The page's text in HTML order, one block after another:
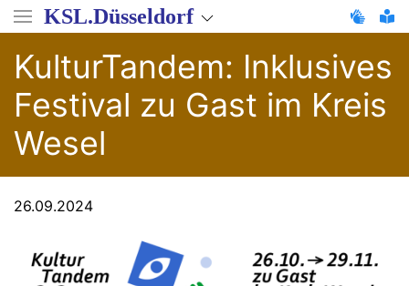
Direkt
zum
Inhalt
KSL.Düsseldorf
KulturTandem: Inklusives
Festival zu Gast im Kreis
Wesel
26.09.2024